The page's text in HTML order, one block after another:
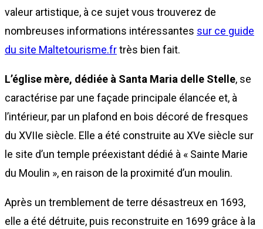
valeur artistique, à ce sujet vous trouverez de
nombreuses informations intéressantes sur ce guide
du site Maltetourisme.frtrès bien fait.
L’église mère, dédiée à Santa Maria delle Stelle, se
caractérise par une façade principale élancée et, à
l’intérieur, par un plafond en bois décoré de fresques
du XVIIe siècle. Elle a été construite au XVe siècle sur
le site d’un temple préexistant dédié à « Sainte Marie
du Moulin », en raison de la proximité d’un moulin.
Après un tremblement de terre désastreux en 1693,
elle a été détruite, puis reconstruite en 1699 grâce à la